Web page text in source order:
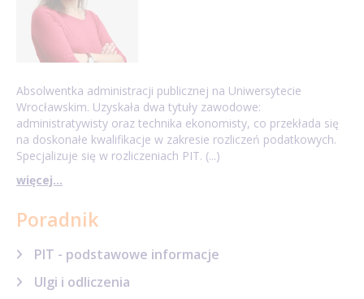
Absolwentka administracji publicznej na Uniwersytecie
Wrocławskim. Uzyskała dwa tytuły zawodowe:
administratywisty oraz technika ekonomisty, co przekłada się
na doskonałe kwalifikacje w zakresie rozliczeń podatkowych.
Specjalizuje się w rozliczeniach PIT. (...)
więcej...
Poradnik
PIT - podstawowe informacje
Ulgi i odliczenia